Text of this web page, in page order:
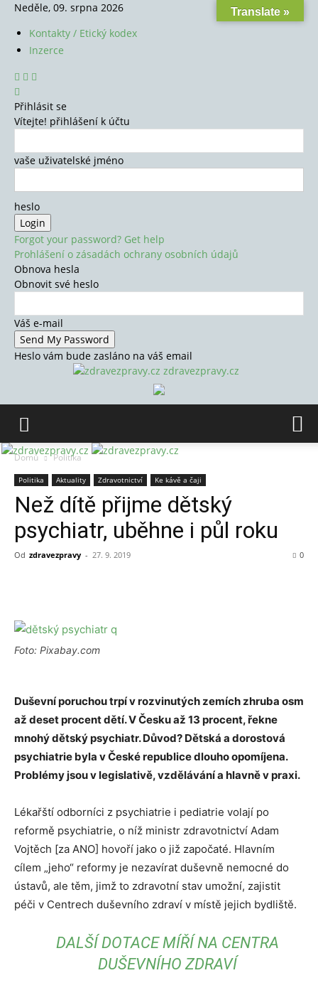
Neděle, 09. srpna 2026
Kontakty / Etický kodex
Inzerce
Přihlásit se
Vítejte! přihlášení k účtu
vaše uživatelské jméno
heslo
Forgot your password? Get help
Prohlášení o zásadách ochrany osobních údajů
Obnova hesla
Obnovit své heslo
Váš e-mail
Heslo vám bude zasláno na váš email
zdravezpravy.cz
Domů Politika
Politika Aktuality Zdravotnictví Ke kávě a čaji
Než dítě přijme dětský
psychiatr, uběhne i půl roku
Od zdravezpravy - 27. 9. 2019 0
Foto: Pixabay.com
Duševní poruchou trpí v rozvinutých zemích zhruba osm
až deset procent dětí. V Česku až 13 procent, řekne
mnohý dětský psychiatr. Důvod? Dětská a dorostová
psychiatrie byla v České republice dlouho opomíjena.
Problémy jsou v legislativě, vzdělávání a hlavně v praxi.
Lékařští odborníci z psychiatrie i pediatrie volají po
reformě psychiatrie, o níž ministr zdravotnictví Adam
Vojtěch [za ANO] hovoří jako o již započaté. Hlavním
cílem „jeho“ reformy je nezavírat duševně nemocné do
ústavů, ale těm, jimž to zdravotní stav umožní, zajistit
péči v Centrech duševního zdraví v místě jejich bydliště.
DALŠÍ DOTACE MÍŘÍ NA CENTRA
DUŠEVNÍHO ZDRAVÍ
Translate »